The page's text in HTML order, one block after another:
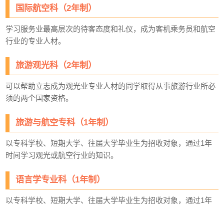
国际航空科（2年制）
学习服务业最高层次的待客态度和礼仪，成为客机乘务员和航空
行业的专业人材。
旅游观光科（2年制）
可以帮助立志成为观光业专业人材的同学取得从事旅游行业所必
须的两个国家资格。
旅游与航空专科（1年制）
以专科学校、短期大学、往届大学毕业生为招收对象，通过1年
时间学习观光或航空行业的知识。
语言学专业科（1年制）
以专科学校、短期大学、往届大学毕业生为招收对象，通过1年